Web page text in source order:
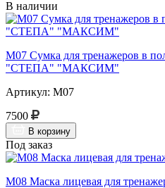
В наличии
М07 Сумка для тренажеров в
"СТЕПА" "МАКСИМ"
Артикул: М07
7500
В корзину
Под заказ
М08 Маска лицевая для